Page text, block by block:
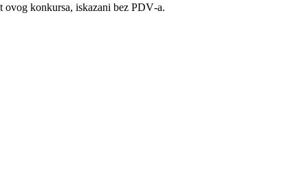
konkursa, iskazani bez PDV‐a.